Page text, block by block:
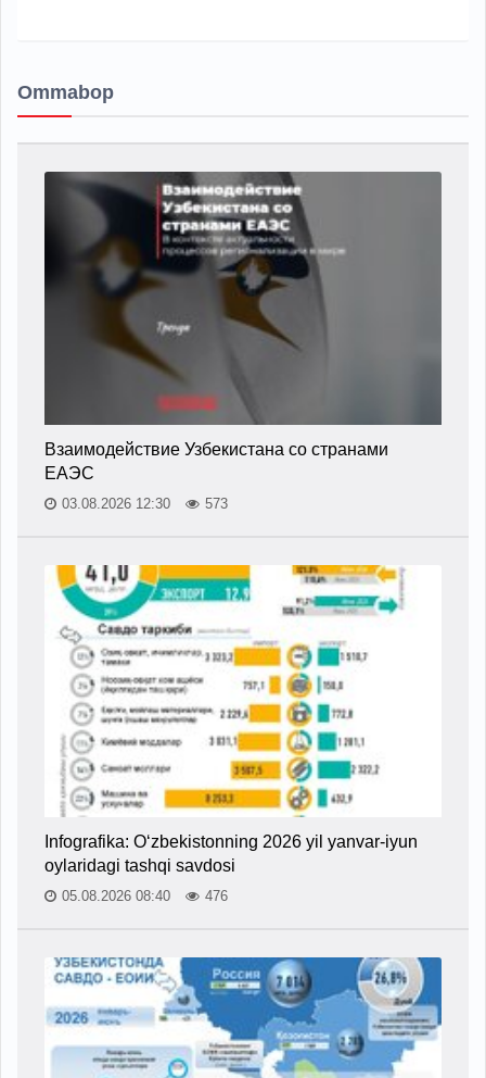
Ommabop
Взаимодействие Узбекистана со странами
ЕАЭС
03.08.2026 12:30 573
Infografika: O‘zbekistonning 2026 yil yanvar-iyun
oylaridagi tashqi savdosi
05.08.2026 08:40 476